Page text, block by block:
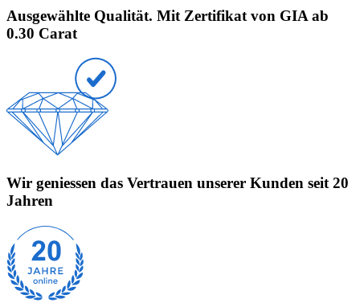
Ausgewählte Qualität. Mit Zertifikat von GIA ab
0.30 Carat
Wir geniessen das Vertrauen unserer Kunden seit 20
Jahren